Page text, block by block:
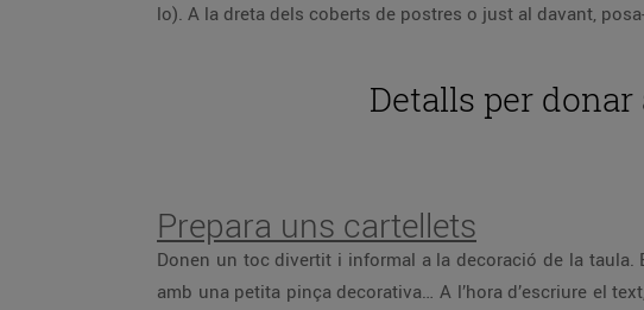
lo). A la dreta dels coberts de postres o just al davant,
Detalls per
Prepara uns cartellets
Donen un toc divertit i informal a la decoració de la
amb una petita pinça decorativa… A l’hora d’escriure el